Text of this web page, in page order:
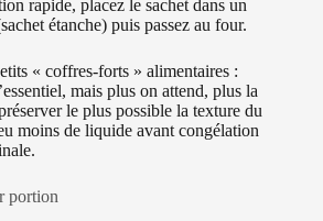
rapide, placez le sachet dans un
étanche) puis passez au four.
« coffres‑forts » alimentaires :
mais plus on attend, plus la
le plus possible la texture du
moins de liquide avant congélation
portion